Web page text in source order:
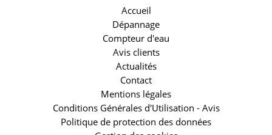
Accueil
Dépannage
Compteur d'eau
Avis clients
Actualités
Contact
Mentions légales
Conditions Générales d'Utilisation - Avis
Politique de protection des données